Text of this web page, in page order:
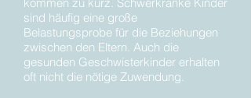
sind häufig eine große
Belastungsprobe für die Beziehungen
zwischen den Eltern. Auch die
gesunden Geschwisterkinder erhalten
oft nicht die nötige Zuwendung.